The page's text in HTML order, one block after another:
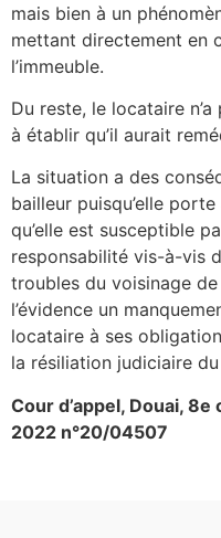
mais bien à un
mettant directement en
l’immeuble.
Du reste, le locataire
à établir qu’il aurait
La situation a des
bailleur puisqu’elle
qu’elle est susceptible
responsabilité vis-à-vis
troubles du voisinage
l’évidence un
locataire à ses
la résiliation judiciaire
Cour d’appel, Douai,
2022 n°20/04507